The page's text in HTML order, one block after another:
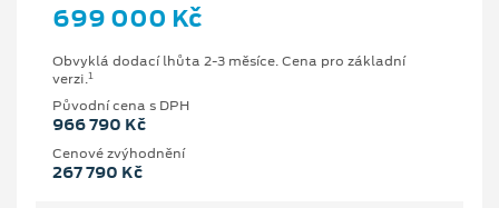
699 000 Kč
Obvyklá dodací lhůta 2-3 měsíce. Cena pro základní
verzi.1
Původní cena s DPH
966 790 Kč
Cenové zvýhodnění
267 790 Kč